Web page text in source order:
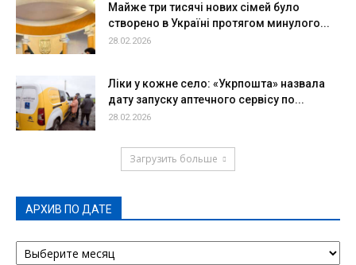
Майже три тисячі нових сімей було
створено в Україні протягом минулого...
28.02.2026
Ліки у кожне село: «Укрпошта» назвала
дату запуску аптечного сервісу по...
28.02.2026
Загрузить больше
АРХИВ ПО ДАТЕ
АРХИВ
ПО